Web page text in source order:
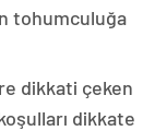
tohumculuğa
dikkati çeken
dikkate